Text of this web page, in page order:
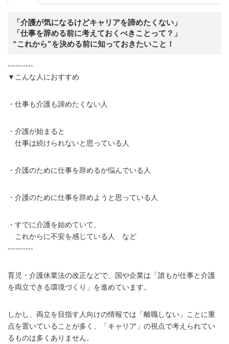
「介護が気になるけどキャリアを諦めたくない」
「仕事を辞める前に考えておくべきことって？」
“これから”を決める前に知っておきたいこと！
----------
▼こんな人におすすめ
・仕事も介護も諦めたくない人
・介護が始まると
仕事は続けられないと思っている人
・介護のために仕事を辞めるか悩んでいる人
・介護のために仕事を辞めようと思っている人
・すでに介護を始めていて、
これからに不安を感じている人 など
----------
育児・介護休業法の改正などで、国や企業は「誰もが仕事と介護
を両立できる環境づくり」を進めています。
しかし、両立を目指す人向けの情報では「離職しない」ことに重
点を置いていることが多く、「キャリア」の視点で考えられてい
るものは多くありません。